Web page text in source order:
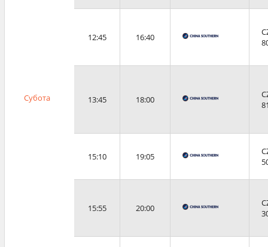
Субота
12:45 16:40
13:45 18:00
15:10 19:05
15:55 20:00